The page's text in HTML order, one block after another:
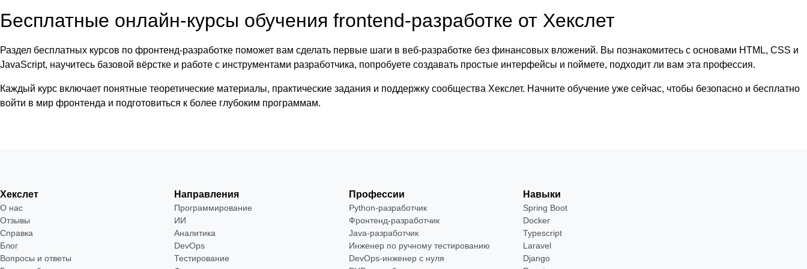
Бесплатные онлайн-курсы обучения frontend-разработке от Хекслет
Раздел бесплатных курсов по фронтенд-разработке поможет вам сделать первые шаги в веб‑разработке без финансовых вложений. Вы познакомитесь с основами HTML, CSS и
JavaScript, научитесь базовой вёрстке и работе с инструментами разработчика, попробуете создавать простые интерфейсы и поймете, подходит ли вам эта профессия.
Каждый курс включает понятные теоретические материалы, практические задания и поддержку сообщества Хекслет. Начните обучение уже сейчас, чтобы безопасно и бесплатно
войти в мир фронтенда и подготовиться к более глубоким программам.
Хекслет
О нас
Отзывы
Справка
Блог
Вопросы и ответы
Направления
Программирование
ИИ
Аналитика
DevOps
Тестирование
Профессии
Python-разработчик
Фронтенд-разработчик
Java-разработчик
Инженер по ручному тестированию
DevOps-инженер с нуля
Навыки
Spring Boot
Docker
Typescript
Laravel
Django